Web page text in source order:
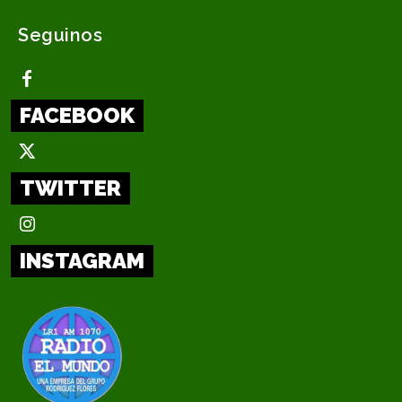
Seguinos
FACEBOOK
TWITTER
INSTAGRAM